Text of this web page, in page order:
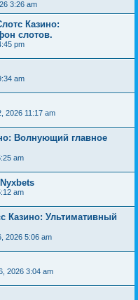
3:26 am
Казино:
слотов.
pm
am
2026 11:17 am
Волнующий главное
am
am
Казино: Ультимативный
2026 5:06 am
2026 3:04 am